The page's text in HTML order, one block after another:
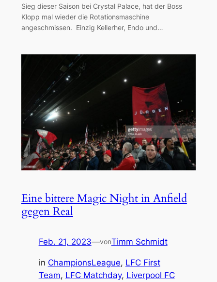
Sieg dieser Saison bei Crystal Palace, hat der Boss
Klopp mal wieder die Rotationsmaschine
angeschmissen. Einzig Kellerher, Endo und…
Eine bittere Magic Night in Anfield
gegen Real
Feb. 21, 2023—vonTimm Schmidt
in ChampionsLeague, LFC First
Team, LFC Matchday, Liverpool FC